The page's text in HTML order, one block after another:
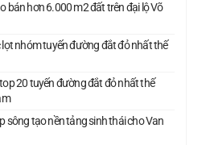
bán hơn 6.000 m2 đất trên đại lộ Võ
nhóm tuyến đường đắt đỏ nhất thế
20 tuyến đường đắt đỏ nhất thế
sông tạo nền tảng sinh thái cho Van